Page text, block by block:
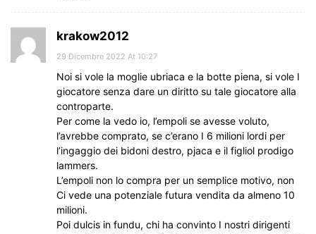
krakow2012
29 Dicembre 2022 At 10:27
Noi si vole la moglie ubriaca e la botte piena, si vole I
giocatore senza dare un diritto su tale giocatore alla
controparte.
Per come la vedo io, l’empoli se avesse voluto,
l’avrebbe comprato, se c’erano I 6 milioni lordi per
l’ingaggio dei bidoni destro, pjaca e il figliol prodigo
lammers.
L’empoli non lo compra per un semplice motivo, non
Ci vede una potenziale futura vendita da almeno 10
milioni.
Poi dulcis in fundu, chi ha convinto I nostri dirigenti